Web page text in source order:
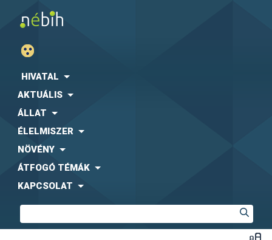
HIVATAL
AKTUÁLIS
ÁLLAT
ÉLELMISZER
NÖVÉNY
ÁTFOGÓ TÉMÁK
KAPCSOLAT